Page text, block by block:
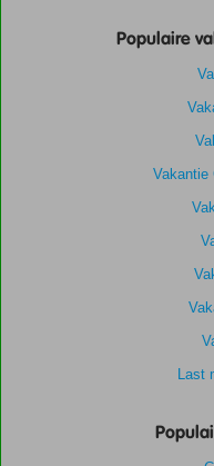
Populaire
Vakantie
Last